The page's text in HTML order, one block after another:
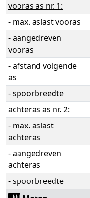
vooras as nr. 1:
- max. aslast vooras
- aangedreven
vooras
- afstand volgende
as
- spoorbreedte
achteras as nr. 2:
- max. aslast
achteras
- aangedreven
achteras
- spoorbreedte